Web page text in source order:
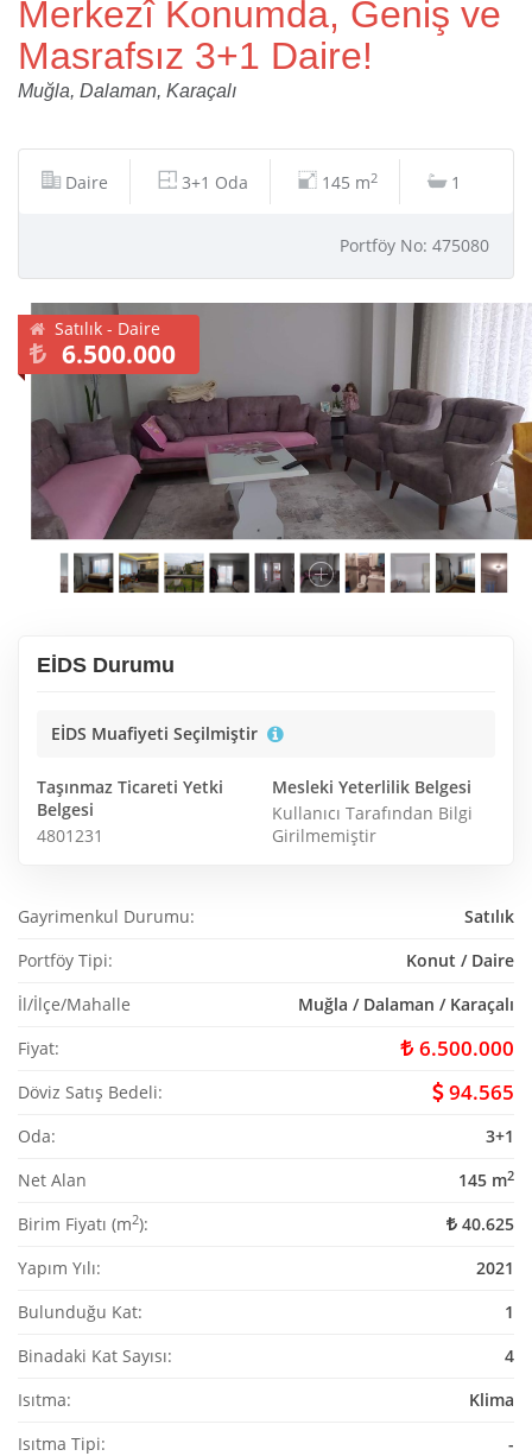
Merkezî Konumda, Geniş ve
Masrafsız 3+1 Daire!
Muğla, Dalaman, Karaçalı
Daire 3+1 Oda 145 m2 1
Portföy No: 475080
Satılık - Daire
6.500.000
EİDS Durumu
EİDS Muafiyeti Seçilmiştir
Taşınmaz Ticareti Yetki
Belgesi
4801231
Mesleki Yeterlilik Belgesi
Kullanıcı Tarafından Bilgi
Girilmemiştir
Gayrimenkul Durumu:
Satılık
Portföy Tipi:
Konut / Daire
İl/İlçe/Mahalle
Muğla / Dalaman / Karaçalı
Fiyat:
6.500.000
Döviz Satış Bedeli: 94.565
Oda:
3+1
Net Alan
145 m2
Birim Fiyatı (m2):
40.625
Yapım Yılı:
2021
Bulunduğu Kat:
1
Binadaki Kat Sayısı:
4
Isıtma:
Klima
Isıtma Tipi:
-